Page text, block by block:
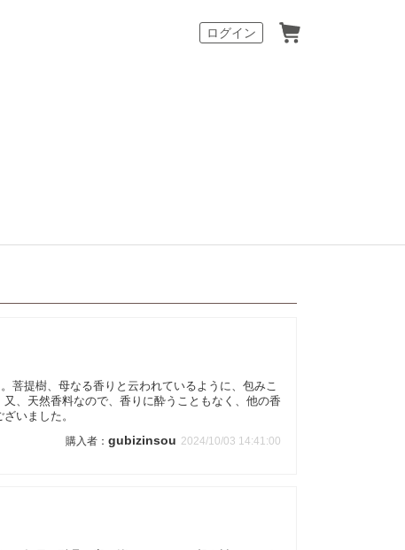
ログイン
菩提樹、母なる香りと云われているように、包みこ
、天然香料なので、香りに酔うこともなく、他の香
いました。
gubizinsou 2024/10/03 14:41:00